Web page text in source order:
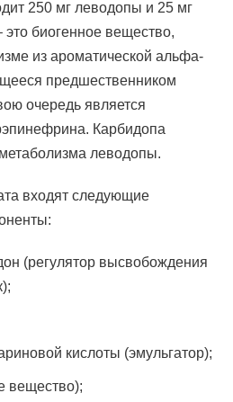
250 мг леводопы и 25 мг
это биогенное вещество,
из ароматической альфа-
предшественником
очередь является
Карбидопа
леводопы.
входят следующие
(регулятор высвобождения
кислоты (эмульгатор);
вещество);